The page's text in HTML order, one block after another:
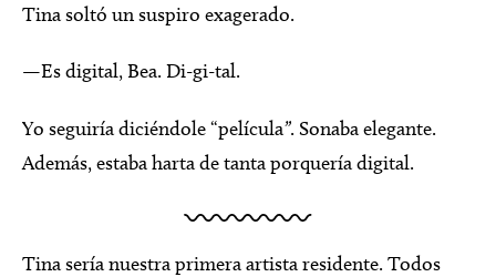
Tina soltó un suspiro exagerado.
—Es digital, Bea. Di-gi-tal.
Yo seguiría diciéndole “película”. Sonaba elegante.
Además, estaba harta de tanta porquería digital.
Tina sería nuestra primera artista residente. Todos